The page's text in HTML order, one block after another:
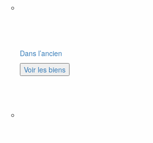
Dans l’ancien
Voir les biens